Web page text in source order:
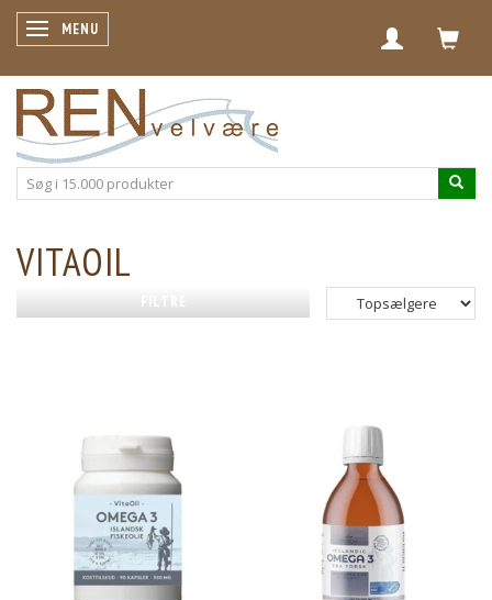
SKIFTE NAVIGATION
MENU
VITAOIL
FILTRE